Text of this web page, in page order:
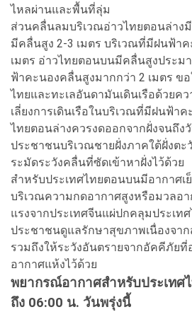
ไหลผ่านและพื้นที่ลุ่ม
ส่วนคลื่นลมบริเวณอ่าวไทยตอนล่าง
มีคลื่นสูง 2-3 เมตร บริเวณที่มีฝนฟ้า
เมตร อ่าวไทยตอนบนมีคลื่นสูงประม
ฟ้าคะนองคลื่นสูงมากกว่า 2 เมตร ข
ไทยและทะเลอันดามันเดินเรือด้วยค
เลี่ยงการเดินเรือในบริเวณที่มีฝนฟ้าค
ไทยตอนล่างควรงดออกจากฝั่งจนถึง
ประชาชนบริเวณชายฝั่งภาคใต้ฝั่งต
ระมัดระวังคลื่นที่ซัดเข้าหาฝั่งไว้ด้วย
สำหรับประเทศไทยตอนบนมีอากาศเ
บริเวณความกดอากาศสูงหรือมวลอ
แรงจากประเทศจีนแผ่ปกคลุมประเท
ประชาชนดูแลรักษาสุขภาพเนื่องจา
รวมถึงให้ระวังอันตรายจากอัคคีภัยที่
อากาศแห้งไว้ด้วย
พยากรณ์อากาศสำหรับประเทศ
ถึง 06:00 น. วันพรุ่งนี้